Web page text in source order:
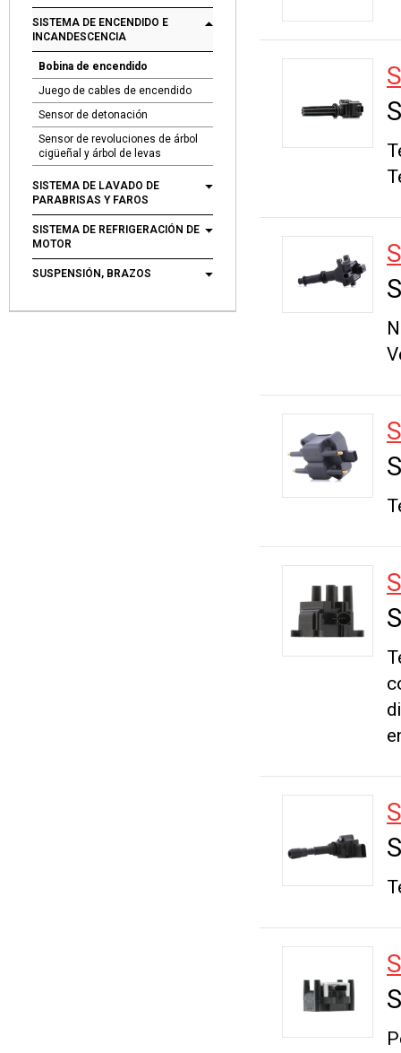
SISTEMA DE ENCENDIDO E
INCANDESCENCIA
Bobina de encendido
Juego de cables de encendido
Sensor de detonación
Sensor de revoluciones de árbol
cigüeñal y árbol de levas
SISTEMA DE LAVADO DE
PARABRISAS Y FAROS
SISTEMA DE REFRIGERACIÓN DE
MOTOR
SUSPENSIÓN, BRAZOS